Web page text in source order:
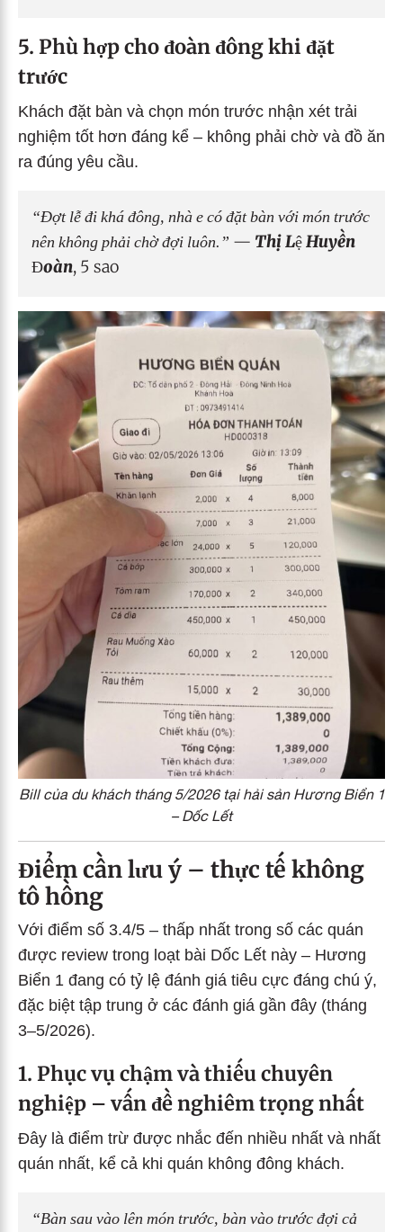
5. Phù hợp cho đoàn đông khi đặt
trước
Khách đặt bàn và chọn món trước nhận xét trải
nghiệm tốt hơn đáng kể – không phải chờ và đồ ăn
ra đúng yêu cầu.
“Đợt lễ đi khá đông, nhà e có đặt bàn với món trước
nên không phải chờ đợi luôn.” — Thị Lệ Huyền
Đoàn, 5 sao
Bill của du khách tháng 5/2026 tại hải sản Hương Biển 1
– Dốc Lết
Điểm cần lưu ý – thực tế không
tô hồng
Với điểm số 3.4/5 – thấp nhất trong số các quán
được review trong loạt bài Dốc Lết này – Hương
Biển 1 đang có tỷ lệ đánh giá tiêu cực đáng chú ý,
đặc biệt tập trung ở các đánh giá gần đây (tháng
3–5/2026).
1. Phục vụ chậm và thiếu chuyên
nghiệp – vấn đề nghiêm trọng nhất
Đây là điểm trừ được nhắc đến nhiều nhất và nhất
quán nhất, kể cả khi quán không đông khách.
“Bàn sau vào lên món trước, bàn vào trước đợi cả